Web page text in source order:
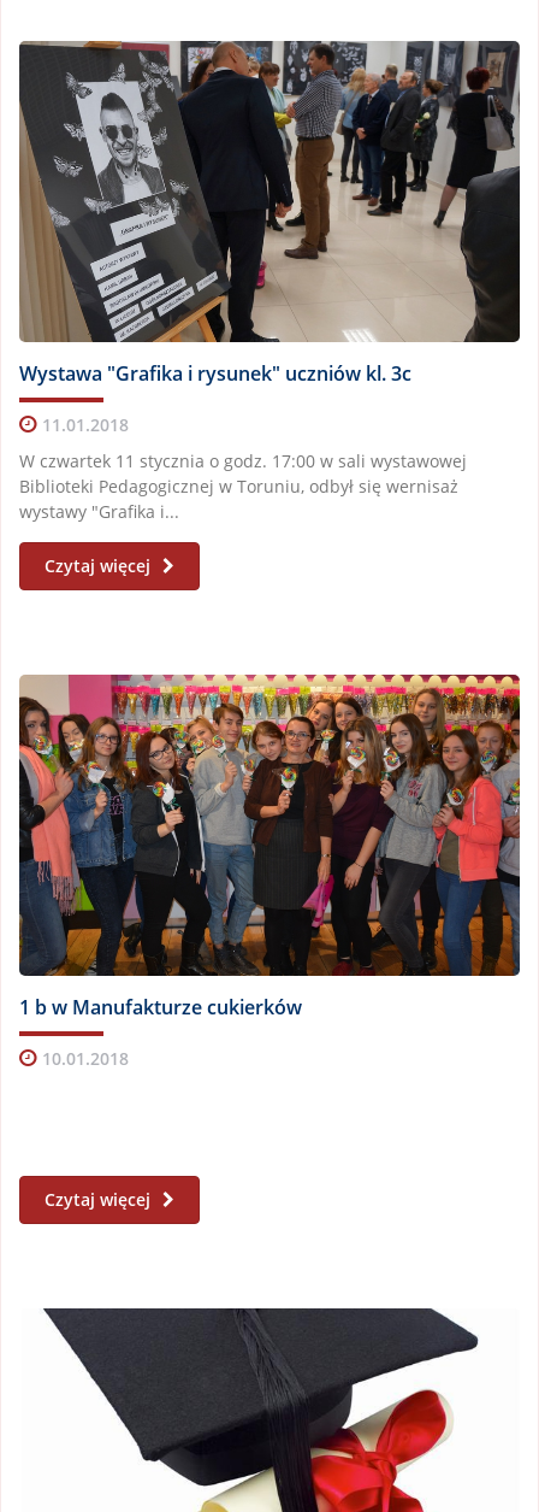
Wystawa "Grafika i rysunek" uczniów kl. 3c
11.01.2018
W czwartek 11 stycznia o godz. 17:00 w sali wystawowej
Biblioteki Pedagogicznej w Toruniu, odbył się wernisaż
wystawy "Grafika i...
Czytaj więcej
1 b w Manufakturze cukierków
10.01.2018
Czytaj więcej